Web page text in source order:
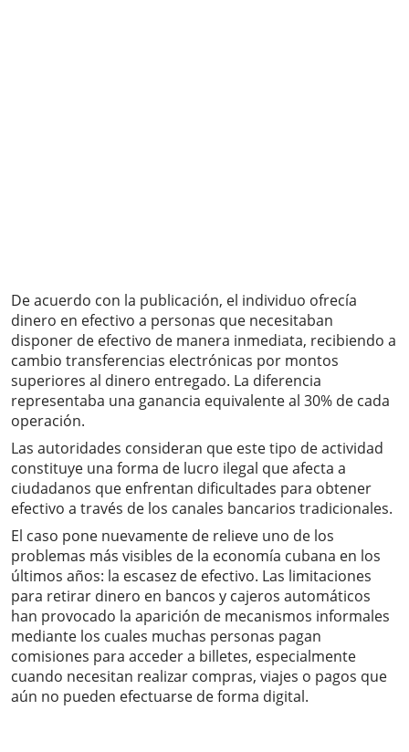
De acuerdo con la publicación, el individuo ofrecía
dinero en efectivo a personas que necesitaban
disponer de efectivo de manera inmediata, recibiendo a
cambio transferencias electrónicas por montos
superiores al dinero entregado. La diferencia
representaba una ganancia equivalente al 30% de cada
operación.
Las autoridades consideran que este tipo de actividad
constituye una forma de lucro ilegal que afecta a
ciudadanos que enfrentan dificultades para obtener
efectivo a través de los canales bancarios tradicionales.
El caso pone nuevamente de relieve uno de los
problemas más visibles de la economía cubana en los
últimos años: la escasez de efectivo. Las limitaciones
para retirar dinero en bancos y cajeros automáticos
han provocado la aparición de mecanismos informales
mediante los cuales muchas personas pagan
comisiones para acceder a billetes, especialmente
cuando necesitan realizar compras, viajes o pagos que
aún no pueden efectuarse de forma digital.